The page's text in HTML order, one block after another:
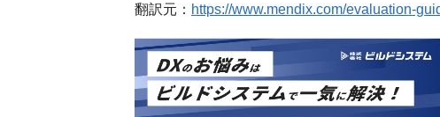
翻訳元： https://www.mendix.com/evaluation-